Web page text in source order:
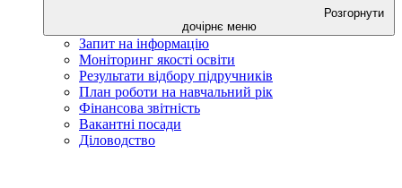
Розгорнути
дочірнє меню
Запит на інформацію
Моніторинг якості освіти
Результати відбору підручників
План роботи на навчальний рік
Фінансова звітність
Вакантні посади
Діловодство